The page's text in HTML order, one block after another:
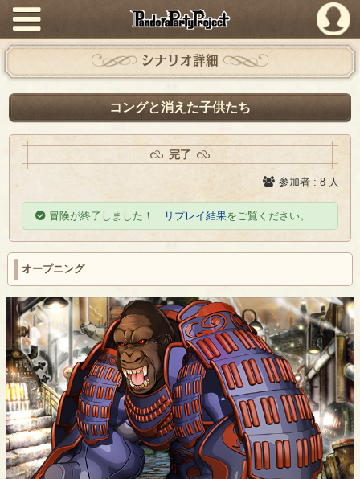
PandoraPartyProject
シナリオ詳細
コングと消えた子供たち
完了
参加者 : 8 人
冒険が終了しました！ リプレイ結果をご覧ください。
オープニング